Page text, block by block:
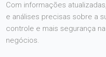
Com informações
e análises precisas sobre a
controle e mais segurança
negócios.